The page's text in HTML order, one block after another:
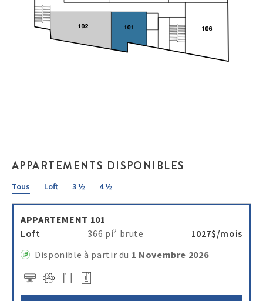
APPARTEMENTS DISPONIBLES
Tous Loft 3 ½ 4 ½
APPARTEMENT 101
Loft
366 pi2 brute
1027$/mois
Disponible à partir du 1 Novembre 2026